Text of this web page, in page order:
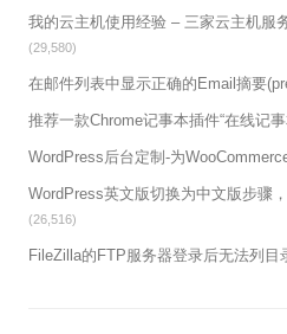
我的云主机使用经验 – 三家云主机服
(29,580)
在邮件列表中显示正确的Email摘要
推荐一款Chrome记事本插件“在线记
WordPress后台定制-为
WordPress英文版切换为中文版步骤
(26,516)
FileZilla的FTP服务器登录后无法列目